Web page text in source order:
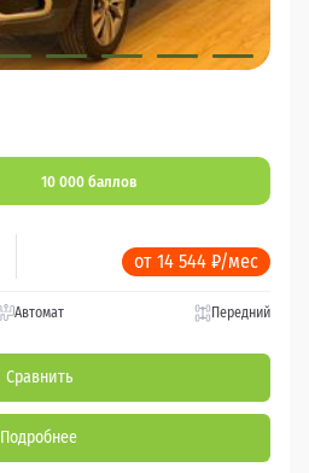
10 000 баллов
от 14 544 ₽/мес
Автомат Передний
Сравнить
Подробнее